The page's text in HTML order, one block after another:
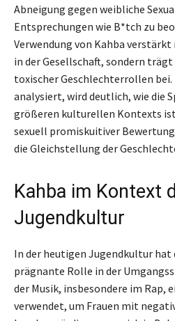
Abneigung gegen weibliche
Entsprechungen wie B*tch zu
Verwendung von Kahba
in der Gesellschaft, sondern
toxischer Geschlechterrollen
analysiert, wird deutlich, wie die
größeren kulturellen Kontexts
sexuell promiskuitiver
die Gleichstellung der
Kahba im Kontext
Jugendkultur
In der heutigen Jugendkultur hat
prägnante Rolle in der
der Musik, insbesondere im Rap,
verwendet, um Frauen mit